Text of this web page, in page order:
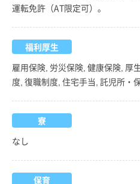
運転免許（AT限定可）。
福利厚生
雇用保険, 労災保険, 健康保険, 厚
度, 復職制度, 住宅手当, 託児所・
寮
なし
保育